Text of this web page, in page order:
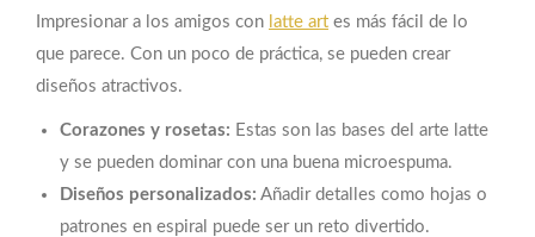
Impresionar a los amigos con latte art es más fácil de lo
que parece. Con un poco de práctica, se pueden crear
diseños atractivos.
Corazones y rosetas: Estas son las bases del arte latte
y se pueden dominar con una buena microespuma.
Diseños personalizados: Añadir detalles como hojas o
patrones en espiral puede ser un reto divertido.